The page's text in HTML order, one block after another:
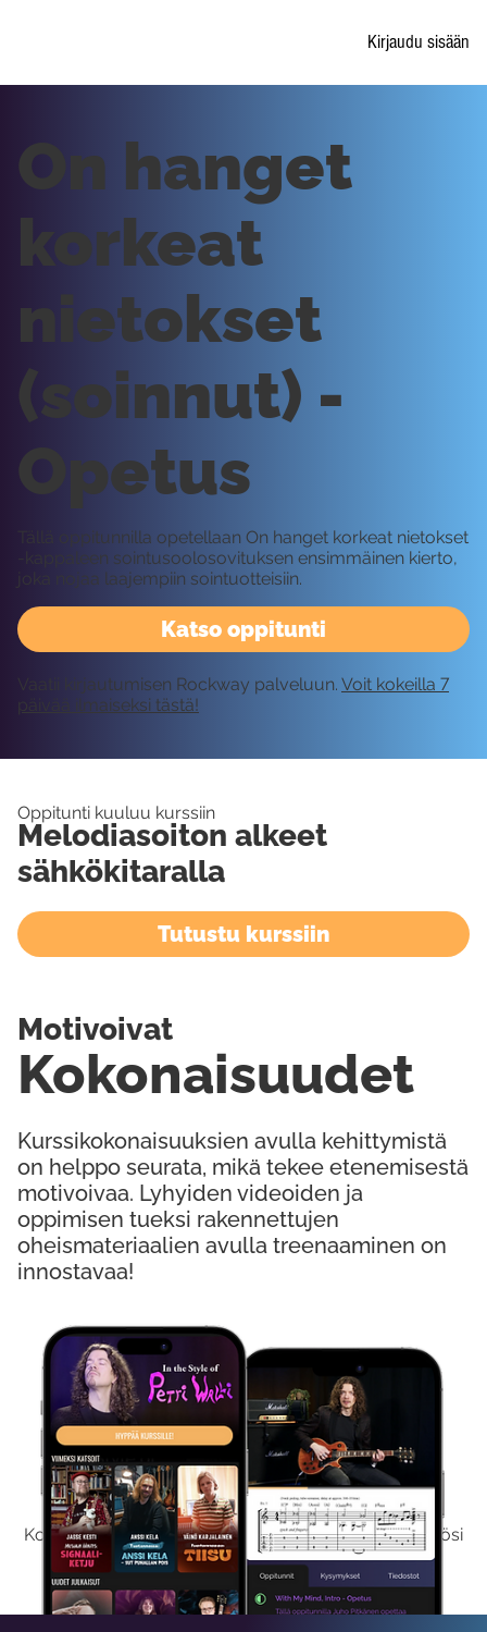
Kirjaudu sisään
Kokeile Ilmaiseksi
Kokeilemalla ilmaiseksi saat koko sisältömme käyttöösi
viikon ajaksi.
Katso oppitunti
On hanget
korkeat
nietokset
(soinnut) -
Opetus
Tällä oppitunnilla opetellaan On hanget korkeat nietokset
-kappaleen sointusoolosovituksen ensimmäinen kierto,
joka nojaa laajempiin sointuotteisiin.
Vaatii kirjautumisen Rockway palveluun. Voit kokeilla 7
päivää ilmaiseksi tästä!
Oppitunti kuuluu kurssiin
Melodiasoiton alkeet
sähkökitaralla
Tutustu kurssiin
Kurssikokonaisuuksien avulla kehittymistä
on helppo seurata, mikä tekee etenemisestä
motivoivaa. Lyhyiden videoiden ja
oppimisen tueksi rakennettujen
oheismateriaalien avulla treenaaminen on
innostavaa!
Kokonaisuudet
Motivoivat